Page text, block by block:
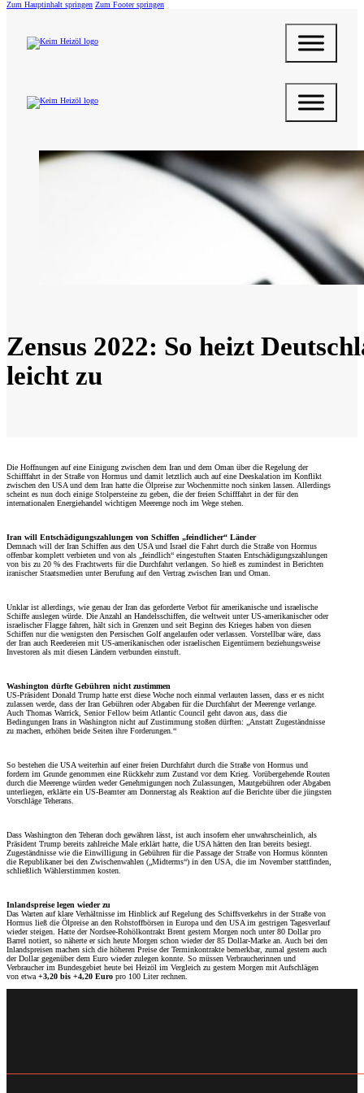
Zum Hauptinhalt springen Zum Footer springen
Zensus 2022: So heizt
leicht zu
Die Hoffnungen auf eine Einigung zwischen dem Iran und dem Oman über die Regelung der
Schifffahrt in der Straße von Hormus und damit letztlich auch auf eine Deeskalation im Konflikt
zwischen den USA und dem Iran hatte die Ölpreise zur Wochenmitte noch sinken lassen. Allerdings
scheint es nun doch einige Stolpersteine zu geben, die der freien Schifffahrt in der für den
internationalen Energiehandel wichtigen Meerenge noch im Wege stehen.
Iran will Entschädigungszahlungen von Schiffen „feindlicher“ Länder
Demnach will der Iran Schiffen aus den USA und Israel die Fahrt durch die Straße von Hormus
offenbar komplett verbieten und von als „feindlich“ eingestuften Staaten Entschädigungszahlungen
von bis zu 20 % des Frachtwerts für die Durchfahrt verlangen. So hieß es zumindest in Berichten
iranischer Staatsmedien unter Berufung auf den Vertrag zwischen Iran und Oman.
Unklar ist allerdings, wie genau der Iran das geforderte Verbot für amerikanische und israelische
Schiffe auslegen würde. Die Anzahl an Handelsschiffen, die weltweit unter US-amerikanischer oder
israelischer Flagge fahren, hält sich in Grenzen und seit Beginn des Krieges haben von diesen
Schiffen nur die wenigsten den Persischen Golf angelaufen oder verlassen. Vorstellbar wäre, dass
der Iran auch Reedereien mit US-amerikanischen oder israelischen Eigentümern beziehungsweise
Investoren als mit diesen Ländern verbunden einstuft.
Washington dürfte Gebühren nicht zustimmen
US-Präsident Donald Trump hatte erst diese Woche noch einmal verlauten lassen, dass er es nicht
zulassen werde, dass der Iran Gebühren oder Abgaben für die Durchfahrt der Meerenge verlange.
Auch Thomas Warrick, Senior Fellow beim Atlantic Council geht davon aus, dass die
Bedingungen Irans in Washington nicht auf Zustimmung stoßen dürften: „Anstatt Zugeständnisse
zu machen, erhöhen beide Seiten ihre Forderungen.“
So bestehen die USA weiterhin auf einer freien Durchfahrt durch die Straße von Hormus und
fordern im Grunde genommen eine Rückkehr zum Zustand vor dem Krieg. Vorübergehende Routen
durch die Meerenge würden weder Genehmigungen noch Zulassungen, Mautgebühren oder Abgaben
unterliegen, erklärte ein US-Beamter am Donnerstag als Reaktion auf die Berichte über die jüngsten
Vorschläge Teherans.
Dass Washington den Teheran doch gewähren lässt, ist auch insofern eher unwahrscheinlich, als
Präsident Trump bereits zahlreiche Male erklärt hatte, die USA hätten den Iran bereits besiegt.
Zugeständnisse wie die Einwilligung in Gebühren für die Passage der Straße von Hormus könnten
die Republikaner bei den Zwischenwahlen („Midterms“) in den USA, die im November stattfinden,
schließlich Wählerstimmen kosten.
Inlandspreise legen wieder zu
Das Warten auf klare Verhältnisse im Hinblick auf Regelung des Schiffsverkehrs in der Straße von
Hormus ließ die Ölpreise an den Rohstoffbörsen in Europa und den USA im gestrigen Tagesverlauf
wieder steigen. Hatte der Nordsee-Rohölkontrakt Brent gestern Morgen noch unter 80 Dollar pro
Barrel notiert, so näherte er sich heute Morgen schon wieder der 85 Dollar-Marke an. Auch bei den
Inlandspreisen machen sich die höheren Preise der Terminkontrakte bemerkbar, zumal gestern auch
der Dollar gegenüber dem Euro wieder zulegen konnte. So müssen Verbraucherinnen und
Verbraucher im Bundesgebiet heute bei Heizöl im Vergleich zu gestern Morgen mit Aufschlägen
von etwa +3,20 bis +4,20 Euro pro 100 Liter rechnen.